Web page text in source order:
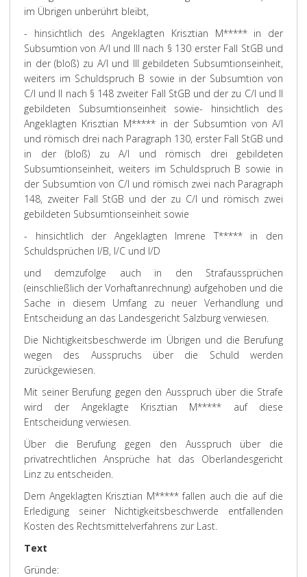
im Übrigen unberührt bleibt,
- hinsichtlich des Angeklagten Krisztian M***** in der
Subsumtion von A/I und III nach § 130 erster Fall StGB und
in der (bloß) zu A/I und III gebildeten Subsumtionseinheit,
weiters im Schuldspruch B sowie in der Subsumtion von
C/I und II nach § 148 zweiter Fall StGB und der zu C/I und II
gebildeten Subsumtionseinheit sowie- hinsichtlich des
Angeklagten Krisztian M***** in der Subsumtion von A/I
und römisch drei nach Paragraph 130, erster Fall StGB und
in der (bloß) zu A/I und römisch drei gebildeten
Subsumtionseinheit, weiters im Schuldspruch B sowie in
der Subsumtion von C/I und römisch zwei nach Paragraph
148, zweiter Fall StGB und der zu C/I und römisch zwei
gebildeten Subsumtionseinheit sowie
- hinsichtlich der Angeklagten Imrene T***** in den
Schuldsprüchen I/B, I/C und I/D
und demzufolge auch in den Strafaussprüchen
(einschließlich der Vorhaftanrechnung) aufgehoben und die
Sache in diesem Umfang zu neuer Verhandlung und
Entscheidung an das Landesgericht Salzburg verwiesen.
Die Nichtigkeitsbeschwerde im Übrigen und die Berufung
wegen des Ausspruchs über die Schuld werden
zurückgewiesen.
Mit seiner Berufung gegen den Ausspruch über die Strafe
wird der Angeklagte Krisztian M***** auf diese
Entscheidung verwiesen.
Über die Berufung gegen den Ausspruch über die
privatrechtlichen Ansprüche hat das Oberlandesgericht
Linz zu entscheiden.
Dem Angeklagten Krisztian M***** fallen auch die auf die
Erledigung seiner Nichtigkeitsbeschwerde entfallenden
Kosten des Rechtsmittelverfahrens zur Last.
Text
Gründe: